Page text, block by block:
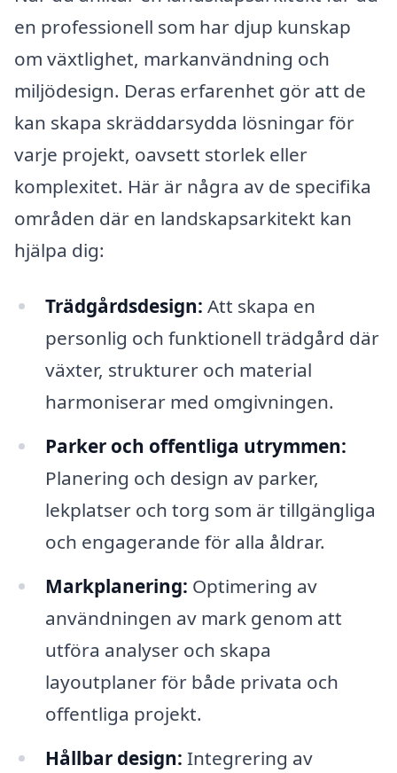
en professionell som har djup kunskap
om växtlighet, markanvändning och
miljödesign. Deras erfarenhet gör att de
kan skapa skräddarsydda lösningar för
varje projekt, oavsett storlek eller
komplexitet. Här är några av de specifika
områden där en landskapsarkitekt kan
hjälpa dig:
Trädgårdsdesign: Att skapa en
personlig och funktionell trädgård där
växter, strukturer och material
harmoniserar med omgivningen.
Parker och offentliga utrymmen:
Planering och design av parker,
lekplatser och torg som är tillgängliga
och engagerande för alla åldrar.
Markplanering: Optimering av
användningen av mark genom att
utföra analyser och skapa
layoutplaner för både privata och
offentliga projekt.
Hållbar design: Integrering av